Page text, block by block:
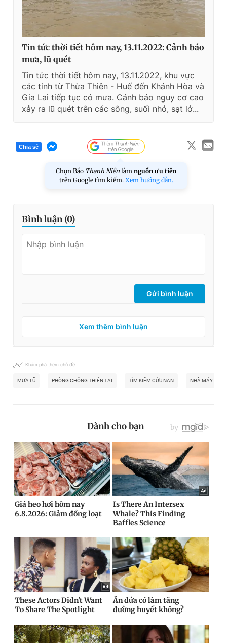
e
Tin tức thời tiết hôm nay, 13.11.2022: Cảnh báo
mưa, lũ quét
Tin tức thời tiết hôm nay, 13.11.2022, khu vực
các tỉnh từ Thừa Thiên - Huế đến Khánh Hòa và
Gia Lai tiếp tục có mưa. Cảnh báo nguy cơ cao
xảy ra lũ quét trên các sông, suối nhỏ, sạt lở...
Chia sẻ
Chọn Báo Thanh Niên làm nguồn ưu tiên
trên Google tìm kiếm. Xem hướng dẫn.
Bình luận (0)
Gửi bình luận
Xem thêm bình luận
Khám phá thêm chủ đề
MƯA LŨ PHÒNG CHỐNG THIÊN TAI TÌM KIẾM CỨU NẠN NHÀ MÁY